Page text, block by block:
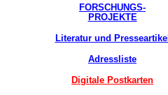
FORSCHUNGS-
PROJEKTE
Literatur und Presseartikel
Adressliste
Digitale Postkarten